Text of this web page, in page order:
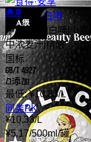
燕京
A级
燕京 原浆白啤
中度
白啤 小麦
中浓麦汁|精酿
国标
GB/T 4927
0添加
最低:¥10.33/L
同类PK
¥10.33/L
¥5.17/500ml /罐